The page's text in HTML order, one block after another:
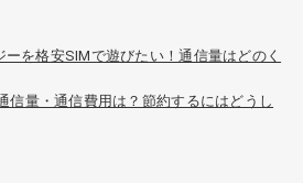
を格安SIMで遊びたい！通信量はどのく
信量・通信費用は？節約するにはどうし